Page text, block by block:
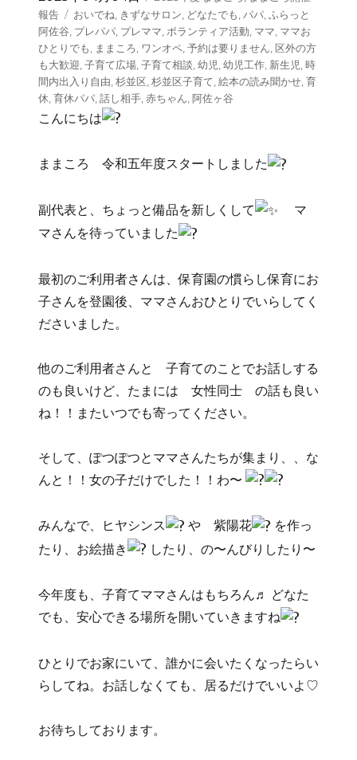
稿
日:
テ
ゴ
リ
ー
報告
タ
グ
おいでね きずなサロン どなたでも パパ, ふらっと
阿佐谷 プレパパ, プレママ ボランティア活動 ママ ママお
ひとりでも
ままころ ワンオペ, 予約は要りません 区外の方
も大歓迎 子育て広場, 子育て相談 幼児 幼児工作, 新生児 時
間内出入り自由 杉並区 杉並区子育て 絵本の読み聞かせ, 育
休 育休パパ, 話し相手, 赤ちゃん 阿佐ヶ谷
こんにちは
ままころ 令和五年度スタートしました
副代表と、ちょっと備品を新しくして
マ
マさんを待っていました
最初のご利用者さんは、保育園の慣らし保育にお
子さんを登園後、ママさんおひとりでいらしてく
ださいました。
他のご利用者さんと 子育てのことでお話しする
のも良いけど、たまには 女性同士 の話も良い
ね！！またいつでも寄ってください。
そして、ぽつぽつとママさんたちが集まり、、な
んと！！女の子だけでした！！わ〜
みんなで、ヒヤシンス や 紫陽花
を作っ
たり、お絵描き
したり、の〜んびりしたり〜
今年度も、子育てママさんはもちろん♬ どなた
でも、安心できる場所を開いていきますね
ひとりでお家にいて、誰かに会いたくなったらい
らしてね。お話しなくても、居るだけでいいよ♡
お待ちしております。